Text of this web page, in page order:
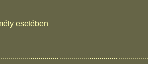
esetében